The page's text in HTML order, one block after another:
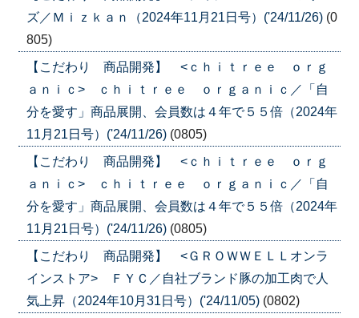
ズ／Ｍｉｚｋａｎ（2024年11月21日号）('24/11/26) (0
805)
【こだわり 商品開発】 <ｃｈｉｔｒｅｅ ｏｒｇ
ａｎｉｃ> ｃｈｉｔｒｅｅ ｏｒｇａｎｉｃ／「自
分を愛す」商品展開、会員数は４年で５５倍（2024年
11月21日号）('24/11/26) (0805)
【こだわり 商品開発】 <ｃｈｉｔｒｅｅ ｏｒｇ
ａｎｉｃ> ｃｈｉｔｒｅｅ ｏｒｇａｎｉｃ／「自
分を愛す」商品展開、会員数は４年で５５倍（2024年
11月21日号）('24/11/26) (0805)
【こだわり 商品開発】 <ＧＲＯＷＷＥＬＬオンラ
インストア> ＦＹＣ／自社ブランド豚の加工肉で人
気上昇（2024年10月31日号）('24/11/05) (0802)